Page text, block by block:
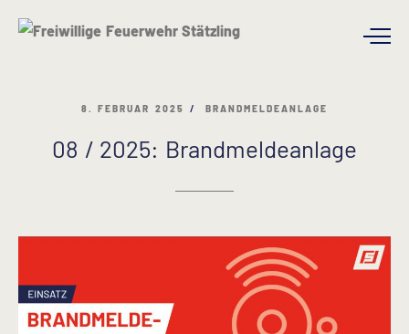
8. FEBRUAR 2025 BRANDMELDEANLAGE
08 / 2025: Brandmeldeanlage